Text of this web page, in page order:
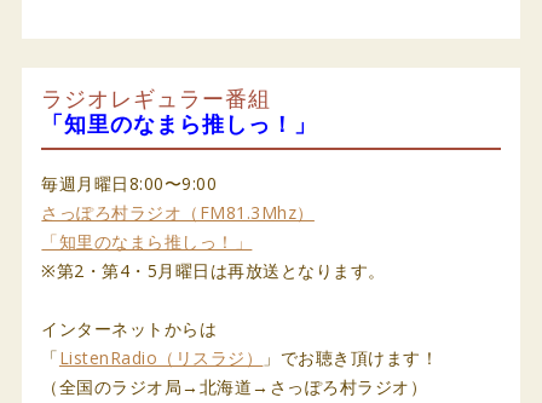
ラジオレギュラー番組
「知里のなまら推しっ！」
毎週月曜日8:00〜9:00
さっぽろ村ラジオ（FM81.3Mhz）
「知里のなまら推しっ！」
※第2・第4・5月曜日は再放送となります。
インターネットからは
「ListenRadio（リスラジ）
」でお聴き頂けます！
（全国のラジオ局→北海道→さっぽろ村ラジオ）